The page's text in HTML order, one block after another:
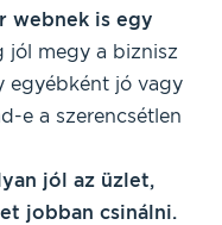
webnek is egy
jól megy a biznisz
egyébként jó vagy
e a szerencsétlen
jól az üzlet,
jobban csinálni.